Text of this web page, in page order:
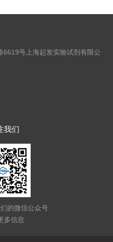
6619号上海起发实验试剂有限公
我们
的微信公众号
多信息